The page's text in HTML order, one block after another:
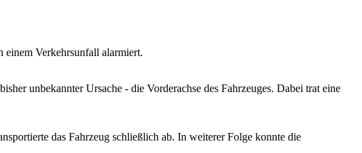
Verkehrsunfall alarmiert.
unbekannter Ursache - die Vorderachse des Fahrzeuges. Dabei trat eine
das Fahrzeug schließlich ab. In weiterer Folge konnte die